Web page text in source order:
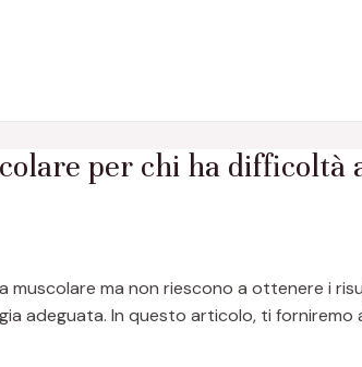
per chi ha difficoltà
ma non riescono a ottenere i
adeguata. In questo articolo, ti